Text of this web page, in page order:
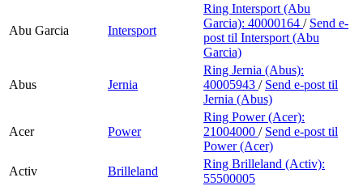
Abu Garcia Intersport
Ring Intersport (Abu
Garcia): 40000164 / Send e-
post til Intersport (Abu
Garcia)
Abus Jernia
Ring Jernia (Abus):
40005943 / Send e-post til
Jernia (Abus)
Acer Power
Ring Power (Acer):
21004000 / Send e-post til
Power (Acer)
Activ
Brilleland
Ring Brilleland (Activ):
55500005